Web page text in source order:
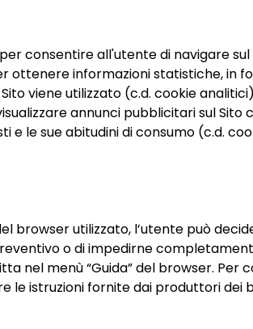
consentire all'utente di navigare
ottenere informazioni statistiche, in
viene utilizzato (c.d. cookie
annunci pubblicitari sul Sito
e le sue abitudini di consumo (c.d.
browser utilizzato, l’utente può
o di impedirne
nel menù “Guida” del browser.
le istruzioni fornite dai produttori dei